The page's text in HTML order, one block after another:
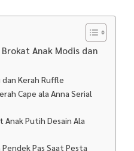
Anak Modis dan
dan Kerah Ruffle
Cape ala Anna Serial
Anak Putih Desain Ala
Pas Saat Pesta